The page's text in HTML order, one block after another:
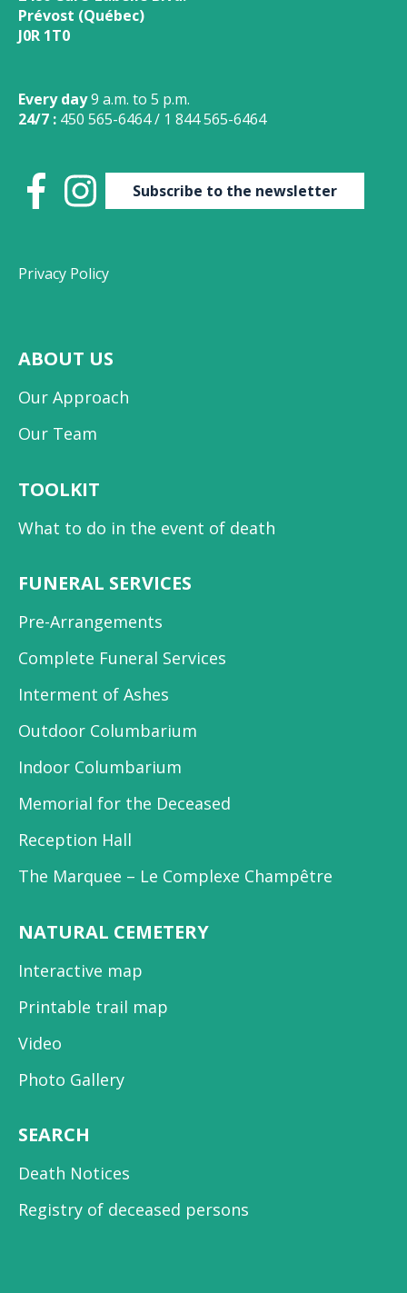
Prévost (Québec)
J0R 1T0
Every day9 a.m. to 5 p.m.
24/7 : 450 565-6464/ 1 844 565-6464
Subscribe to the newsletter
Privacy Policy
ABOUT US
Our Approach
Our Team
TOOLKIT
What to do in the event of death
FUNERAL SERVICES
Pre-Arrangements
Complete Funeral Services
Interment of Ashes
Outdoor Columbarium
Indoor Columbarium
Memorial for the Deceased
Reception Hall
The Marquee – Le Complexe Champêtre
NATURAL CEMETERY
Interactive map
Printable trail map
Video
Photo Gallery
SEARCH
Death Notices
Registry of deceased persons